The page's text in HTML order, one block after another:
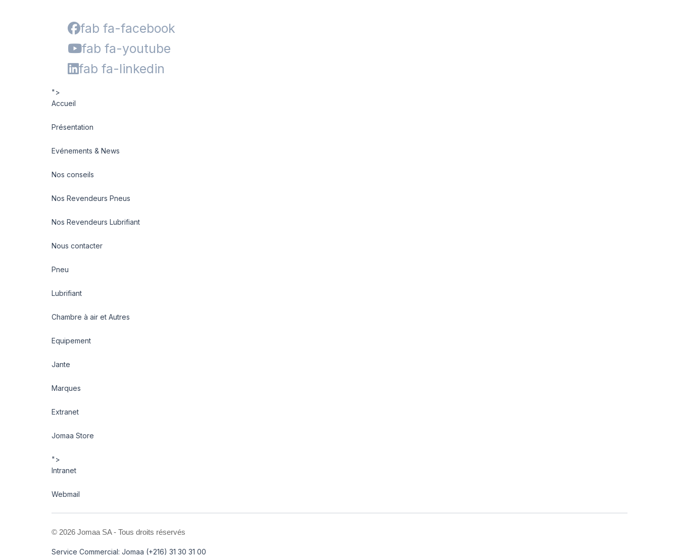
fab fa-facebook
fab fa-youtube
fab fa-linkedin
">
Accueil
Présentation
Evénements & News
Nos conseils
Nos Revendeurs Pneus
Nos Revendeurs Lubrifiant
Nous contacter
Pneu
Lubrifiant
Chambre à air et Autres
Equipement
Jante
Marques
Extranet
Jomaa Store
">
Intranet
Webmail
© 2026 Jomaa SA - Tous droits réservés
Service Commercial: Jomaa (+216) 31 30 31 00